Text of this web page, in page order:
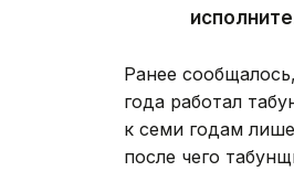
Ранее
года работал
к семи годам
после чего